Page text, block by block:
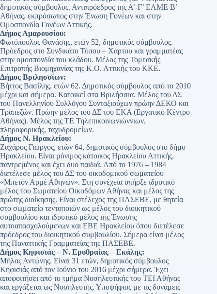
δημοτικός σύμβουλος. Αντιπρόεδρος της Α’-Γ’ ΕΛΜΕ Β’
Αθήνας, εκπρόσωπος στην Ένωση Γονέων και στην
Ομοσπονδία Γονέων Αττικής.
Δήμος Αμαρουσίου:
Φωτόπουλος Θανάσης, ετών 52, δημοτικός σύμβουλος.
Πρόεδρος στο Συνδικάτο Τύπου – Χάρτου και γραμματέας
στην ομοσπονδία του κλάδου. Μέλος της Τομεακής
Επιτροπής Βιομηχανίας της Κ.Ο. Αττικής του ΚΚΕ.
Δήμος Βριλησσίων:
Βήττος Βασίλης, ετών 62. Δημοτικός σύμβουλος από το 2010
μέχρι και σήμερα. Κατοικεί στα Βριλήσσια. Μέλος του ΔΣ
του Πανελληνίου Συλλόγου Συνταξιούχων πρώην ΔΕΚΟ και
Τραπεζών. Πρώην μέλος του ΔΣ του ΕΚΑ (Εργατικό Κέντρο
Αθήνας). Μέλος της ΤΕ Τηλεπικοινωνιώννιων,
πληροφορικής, ταχυδρομείων.
Δήμος Ν. Ηρακλείου:
Ζαχάρος Γιώργος, ετών 64, δημοτικός σύμβουλος στο δήμο
Ηρακλείου. Είναι μόνιμος κάτοικος Ηρακλείου Αττικής,
παντρεμένος και έχει δυο παιδιά. Από το 1976 – 1984
διετέλεσε μέλος του ΔΣ του οικοδομικού σωματείου
«Μπετόν Αρμέ Αθηνών». Στη συνέχεια υπήρξε ιδρυτικό
μέλος του Σωματείου Οικοδόμων Αθήνας και μέλος της
πρώτης διοίκησης. Είναι στέλεχος της ΠΑΣΕΒΕ, με θητεία
στο σωματείο τεντοποιών ως μέλος του διοικητικού
συμβουλίου και ιδρυτικό μέλος της Ένωσης
αυτοαπασχολούμενων και ΕΒΕ Ηρακλείου όπου διετέλεσε
πρόεδρος του διοικητικού συμβουλίου. Σήμερα είναι μέλος
της Παναττικής Γραμματείας της ΠΑΣΕΒΕ.
Δήμος Κηφισιάς – Ν. Ερυθραίας – Εκάλης:
Μήλας Αντώνης. Είναι 31 ετών, δημοτικός σύμβουλος
Κηφισιάς από τον Ιούνιο του 2016 μέχρι σήμερα. Έχει
αποφοιτήσει από το τμήμα Νοσηλευτικής του ΤΕΙ Αθήνας
και εργάζεται ως Νοσηλευτής. Υποψήφιος με τις δυνάμεις